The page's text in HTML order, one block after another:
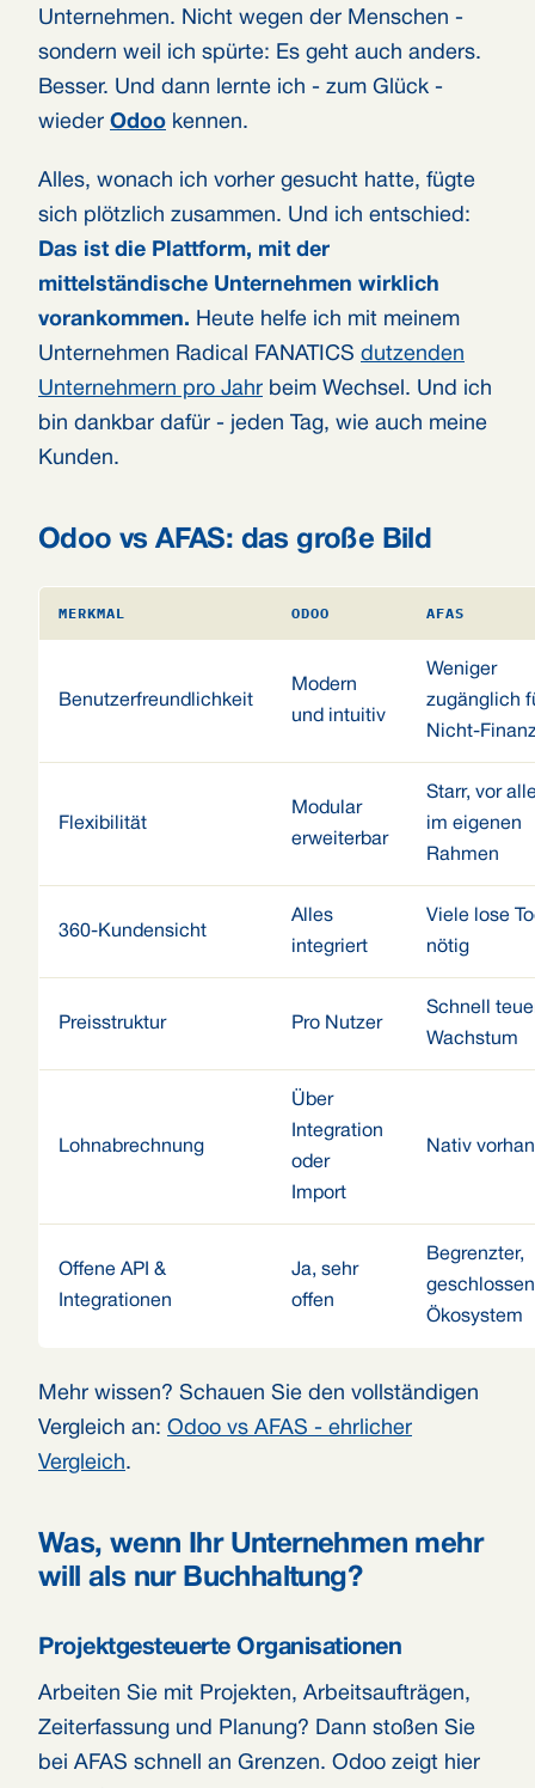
Unternehmen. Nicht wegen der Menschen -
sondern weil ich spürte: Es geht auch anders.
Besser. Und dann lernte ich - zum Glück -
wieder Odoo kennen.
Alles, wonach ich vorher gesucht hatte, fügte
sich plötzlich zusammen. Und ich entschied:
Das ist die Plattform, mit der
mittelständische Unternehmen wirklich
vorankommen. Heute helfe ich mit meinem
Unternehmen Radical FANATICS dutzenden
Unternehmern pro Jahr beim Wechsel. Und ich
bin dankbar dafür - jeden Tag, wie auch meine
Kunden.
Odoo vs AFAS: das große Bild
MERKMAL ODOO AFAS
Benutzerfreundlichkeit
Modern
und intuitiv
Weniger
zugänglich
Nicht-
Flexibilität
Modular
erweiterbar
Starr, vor
im eigenen
Rahmen
360-Kundensicht
Alles
integriert
Viele lose
nötig
Preisstruktur Pro Nutzer
Schnell
Wachstum
Lohnabrechnung
Über
Integration
oder
Import
Nativ
Offene API &
Integrationen
Ja, sehr
offen
Begrenzter,
Ökosystem
Mehr wissen? Schauen Sie den vollständigen
Vergleich an: Odoo vs AFAS - ehrlicher
Vergleich.
Was, wenn Ihr Unternehmen mehr
will als nur Buchhaltung?
Projektgesteuerte Organisationen
Arbeiten Sie mit Projekten, Arbeitsaufträgen,
Zeiterfassung und Planung? Dann stoßen Sie
bei AFAS schnell an Grenzen. Odoo zeigt hier